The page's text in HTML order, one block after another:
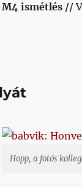
M4 ismétlés //
Hopp, a fotós